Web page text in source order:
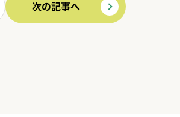
次の記事へ